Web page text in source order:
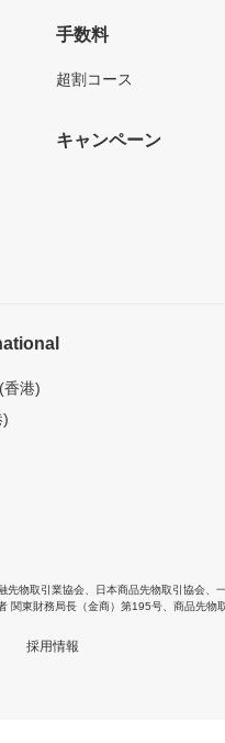
手数料
超割コース
キャンペーン
香港)
)
先物取引業協会 日本商品先物取引協会
関東財務局長（金商）第195号、商品先物
採用情報